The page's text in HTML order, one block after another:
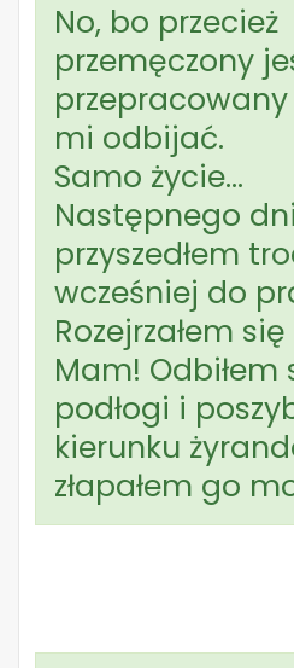
No, bo przecież
przemęczony
mi odbijać.
Samo życie…
Następnego
przyszedłem
wcześniej do
Rozejrzałem
Mam! Odbiłem
podłogi i
kierunku
złapałem go